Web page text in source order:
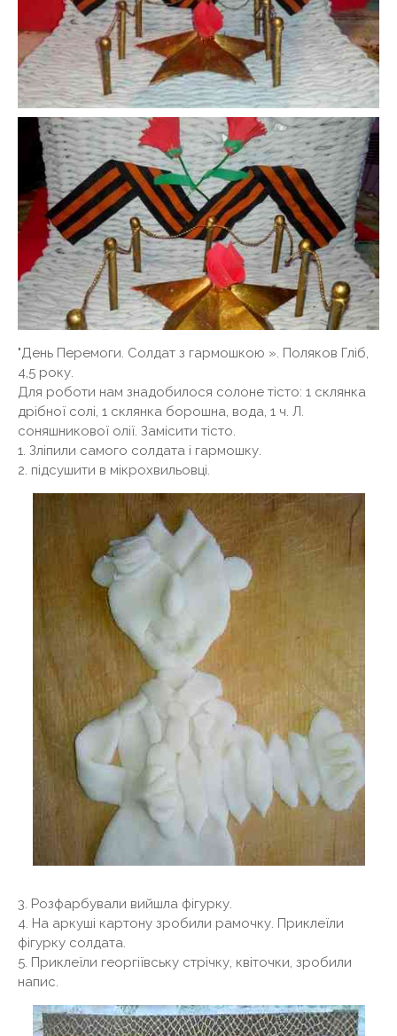
"День Перемоги. Солдат з гармошкою ». Поляков Гліб,
4,5 року.
Для роботи нам знадобилося солоне тісто: 1 склянка
дрібної солі, 1 склянка борошна, вода, 1 ч. Л.
соняшникової олії. Замісити тісто.
1. Зліпили самого солдата і гармошку.
2. підсушити в мікрохвильовці.
3. Розфарбували вийшла фігурку.
4. На аркуші картону зробили рамочку. Приклеїли
фігурку солдата.
5. Приклеїли георгіївську стрічку, квіточки, зробили
напис.